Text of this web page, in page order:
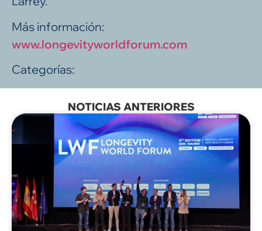
Más información:
www.longevityworldforum.com
Categorías:
NOTICIAS ANTERIORES